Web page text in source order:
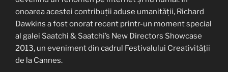
onoarea acestei contribuții aduse umanității, Richard
Dawkins a fost onorat recent printr-un moment special
al galei Saatchi & Saatchi’s New Directors Showcase
2013, un eveniment din cadrul Festivalului Creativității
de la Cannes.